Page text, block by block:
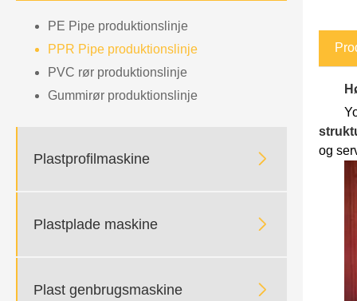
PE Pipe produktionslinje
PPR Pipe produktionslinje
PVC rør produktionslinje
Gummirør produktionslinje
Plastprofilmaskine 
Plastplade maskine 
Plast genbrugsmaskine 
og